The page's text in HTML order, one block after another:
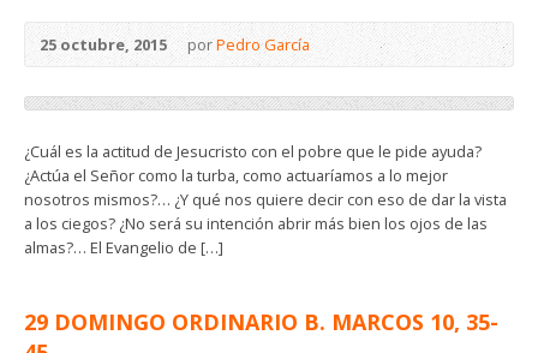
25 octubre, 2015 porPedro García
¿Cuál es la actitud de Jesucristo con el pobre que le pide ayuda?
¿Actúa el Señor como la turba, como actuaríamos a lo mejor
nosotros mismos?… ¿Y qué nos quiere decir con eso de dar la vista
a los ciegos? ¿No será su intención abrir más bien los ojos de las
almas?… El Evangelio de […]
29 DOMINGO ORDINARIO B. MARCOS 10, 35-